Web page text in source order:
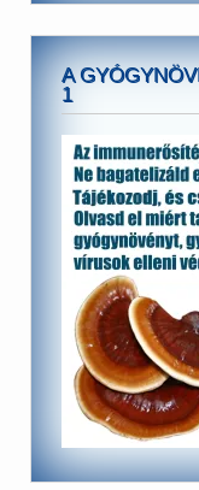
A
1